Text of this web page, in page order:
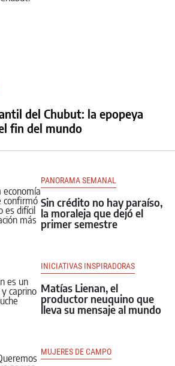
del Chubut: la epopeya
fin del mundo
PANORAMA SEMANAL
Sin crédito no hay paraíso,
la moraleja que dejó el
primer semestre
INICIATIVAS INSPIRADORAS
Matías Lienan, el
productor neuquino que
lleva su mensaje al mundo
MUJERES DE CAMPO